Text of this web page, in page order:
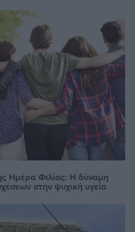
Ημέρα Φιλίας: Η δύναμη
στην ψυχική υγεία